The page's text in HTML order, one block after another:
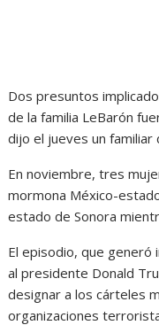
Dos presuntos
de la familia LeBarón
dijo el jueves un familiar
En noviembre, tres
mormona México-
estado de Sonora
El episodio, que generó
al presidente Donald
designar a los cárteles
organizaciones